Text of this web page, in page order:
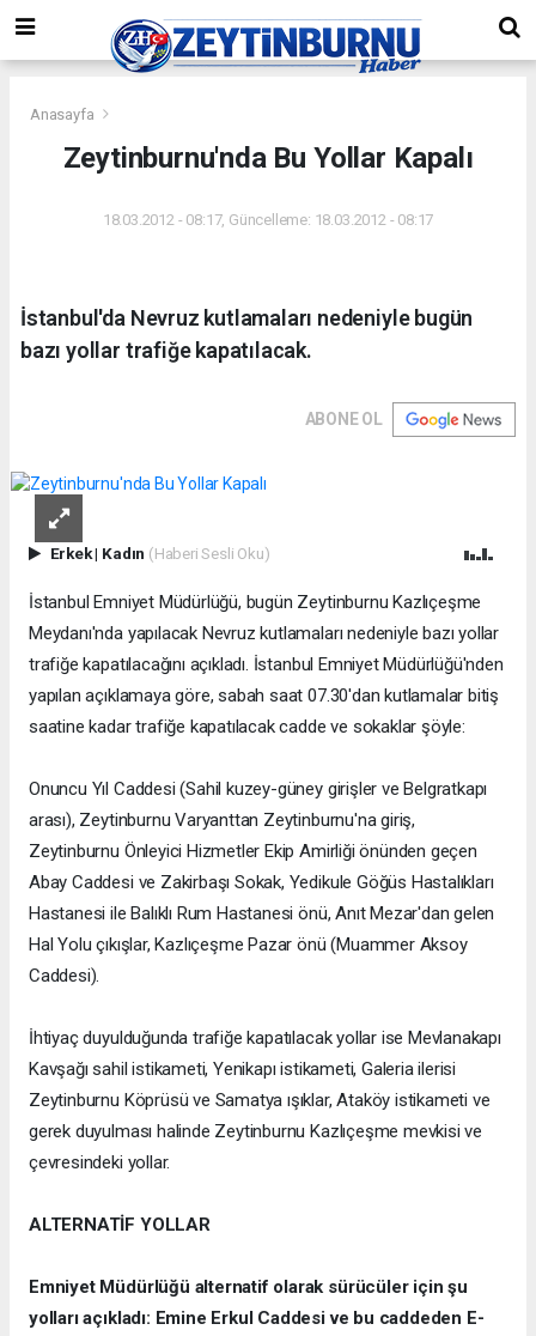
Anasayfa
Zeytinburnu'nda Bu Yollar Kapalı
18.03.2012 - 08:17, Güncelleme: 18.03.2012 - 08:17
İstanbul'da Nevruz kutlamaları nedeniyle bugün
bazı yollar trafiğe kapatılacak.
ABONE OL
Erkek| Kadın (Haberi Sesli Oku)
İstanbul Emniyet Müdürlüğü, bugün Zeytinburnu Kazlıçeşme
Meydanı'nda yapılacak Nevruz kutlamaları nedeniyle bazı yollar
trafiğe kapatılacağını açıkladı. İstanbul Emniyet Müdürlüğü'nden
yapılan açıklamaya göre, sabah saat 07.30'dan kutlamalar bitiş
saatine kadar trafiğe kapatılacak cadde ve sokaklar şöyle:
Onuncu Yıl Caddesi (Sahil kuzey-güney girişler ve Belgratkapı
arası), Zeytinburnu Varyanttan Zeytinburnu'na giriş,
Zeytinburnu Önleyici Hizmetler Ekip Amirliği önünden geçen
Abay Caddesi ve Zakirbaşı Sokak, Yedikule Göğüs Hastalıkları
Hastanesi ile Balıklı Rum Hastanesi önü, Anıt Mezar'dan gelen
Hal Yolu çıkışlar, Kazlıçeşme Pazar önü (Muammer Aksoy
Caddesi).
İhtiyaç duyulduğunda trafiğe kapatılacak yollar ise Mevlanakapı
Kavşağı sahil istikameti, Yenikapı istikameti, Galeria ilerisi
Zeytinburnu Köprüsü ve Samatya ışıklar, Ataköy istikameti ve
gerek duyulması halinde Zeytinburnu Kazlıçeşme mevkisi ve
çevresindeki yollar.
ALTERNATİF YOLLAR
Emniyet Müdürlüğü alternatif olarak sürücüler için şu
yolları açıkladı: Emine Erkul Caddesi ve bu caddeden E-